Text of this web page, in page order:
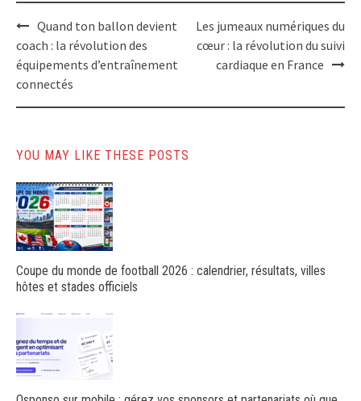
Quand ton ballon devient
coach : la révolution des
équipements d’entraînement
connectés
Les jumeaux numériques du
cœur : la révolution du suivi
cardiaque en France
YOU MAY LIKE THESE POSTS
Coupe du monde de football 2026 : calendrier, résultats, villes
hôtes et stades officiels